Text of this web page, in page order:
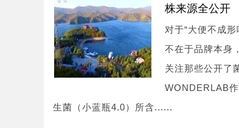
株来源全公开
对于“大便不成
不在于品牌本身
关注那些公开了
WONDERLAB
生菌（小蓝瓶4.0）所含......